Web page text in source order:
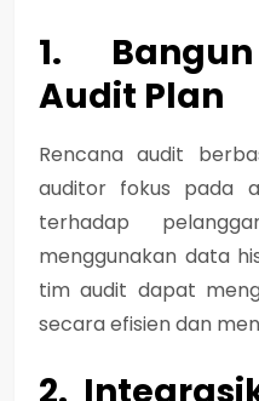
1.
Audit Plan
Rencana audit
auditor fokus pada
terhadap
menggunakan data
tim audit dapat
secara efisien dan